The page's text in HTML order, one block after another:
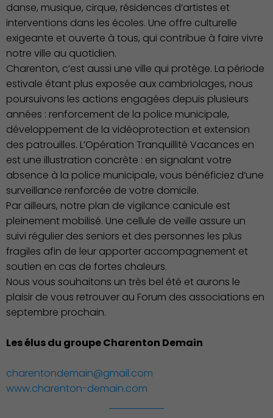
Famille
danse, musique, cirque, résidences d’artistes et
interventions dans les écoles. Une offre culturelle
exigeante et ouverte à tous, qui contribue à faire vivre
notre ville au quotidien.
Charenton, c’est aussi une ville qui protège. La période
estivale étant plus exposée aux cambriolages, nous
poursuivons les actions engagées depuis plusieurs
années : renforcement de la police municipale,
développement de la vidéoprotection et extension
des patrouilles. L’Opération Tranquillité Vacances en
est une illustration concrète : en signalant votre
absence à la police municipale, vous bénéficiez d’une
surveillance renforcée de votre domicile.
Par ailleurs, notre plan de vigilance canicule est
pleinement mobilisé. Une cellule de veille assure un
suivi régulier des seniors et des personnes les plus
fragiles afin de leur apporter accompagnement et
soutien en cas de fortes chaleurs.
Nous vous souhaitons un très bel été et aurons le
plaisir de vous retrouver au Forum des associations en
septembre prochain.
Les élus du groupe Charenton Demain
charentondemain@gmail.com
www.charenton-demain.com